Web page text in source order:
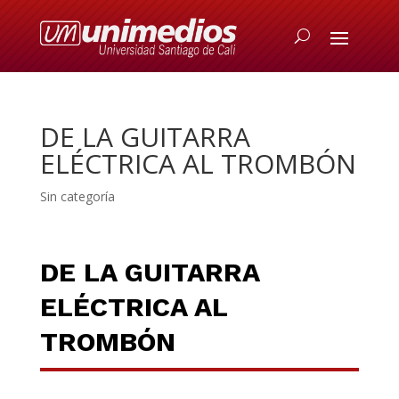
DE LA GUITARRA
ELÉCTRICA AL TROMBÓN
Sin categoría
DE LA GUITARRA
ELÉCTRICA AL
TROMBÓN